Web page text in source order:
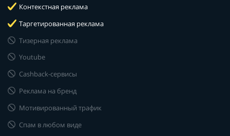
Контекстная реклама
Таргетированная реклама
Тизерная реклама
Youtube
Cashback-сервисы
Реклама на бренд
Мотивированный трафик
Спам в любом виде